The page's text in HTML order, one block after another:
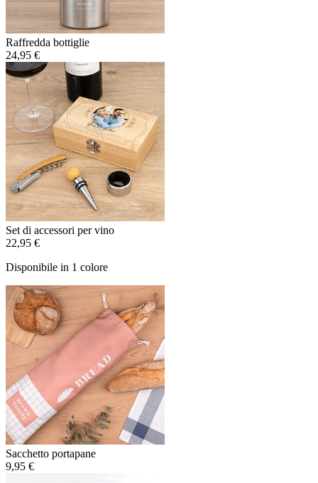
Raffredda bottiglie
24,95 €
Set di accessori per vino
22,95 €
Disponibile in 1 colore
Sacchetto portapane
9,95 €